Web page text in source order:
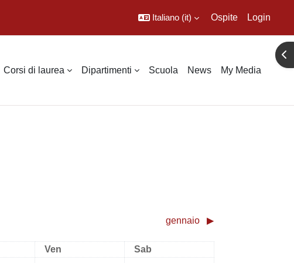
Italiano ‎(it)‎ Ospite Login
Corsi di laurea Dipartimenti Scuola News My Media
gennaio ▶︎
Venerdì
Ven Sabato
Sab